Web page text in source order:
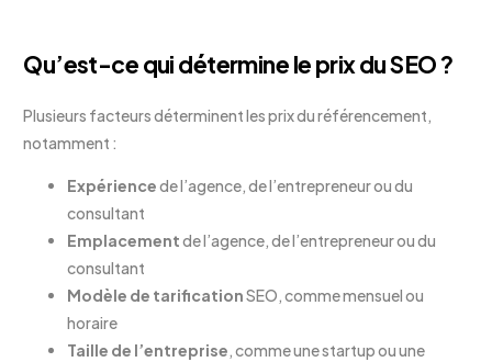
Qu’est-ce qui détermine le prix du SEO ?
Plusieurs facteurs déterminent les prix du référencement,
notamment :
Expériencede l’agence, de l’entrepreneur ou du
consultant
Emplacementde l’agence, de l’entrepreneur ou du
consultant
Modèle de tarificationSEO, comme mensuel ou
horaire
Taille de l’entreprise, comme une startup ou une